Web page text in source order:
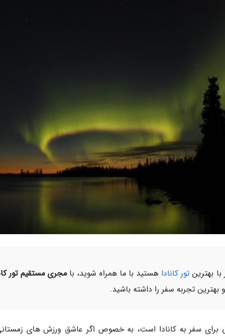
با بهترین تور کانادا هستید با ما همراه شوید، با مجری مستقیم تور
بهترین تجربه سفر را داشته باشید.
برای سفر به کانادا است، به خصوص اگر عاشق ورزش های